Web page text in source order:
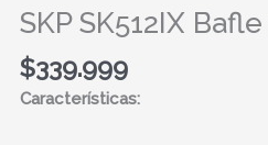
SKP SK512IX
$339.999
Características:
SK512IX
Bafle
Caja
Pasivo